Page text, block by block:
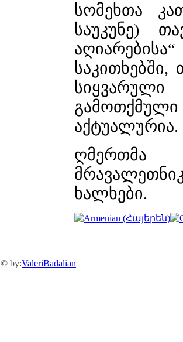
სომეხთა
საუკუნე)
აქტუალურია.
ხალხები.
© by:ValeriBadalian